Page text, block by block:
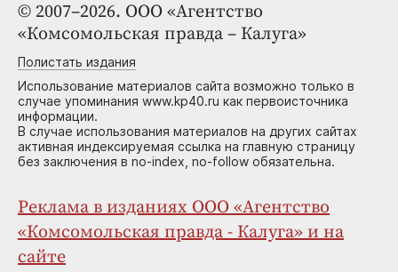
© 2007–2026. ООО «Агентство
«Комсомольская правда – Калуга»
Полистать издания
Использование материалов сайта возможно только в
случае упоминания www.kp40.ru как первоисточника
информации.
В случае использования материалов на других сайтах
активная индексируемая ссылка на главную страницу
без заключения в no-index, no-follow обязательна.
Реклама в изданиях ООО «Агентство
«Комсомольская правда - Калуга» и на
сайте